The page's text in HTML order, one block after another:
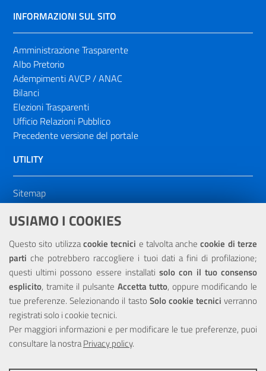
USIAMO I COOKIES
Questo sito utilizzacookie tecnici e talvolta anchecookie di terze
parti che potrebbero raccogliere i tuoi dati a fini di profilazione;
questi ultimi possono essere installatisolo con il tuo consenso
esplicito, tramite il pulsante Accetta tutto, oppure modificando le
tue preferenze. Selezionando il tasto Solo cookie tecnici verranno
registrati solo i cookie tecnici.
Per maggiori informazioni e per modificare le tue preferenze, puoi
consultare la nostraPrivacy policy.
INFORMAZIONI SUL SITO
Amministrazione Trasparente
Albo Pretorio
Adempimenti AVCP / ANAC
Bilanci
Elezioni Trasparenti
Ufficio Relazioni Pubblico
Precedente versione del portale
UTILITY
Sitemap
Dichiarazione di accessibilità
NOTE LEGALI
Privacy
Portale realizzato con la partecipazione finanziaria dell'Unione
Europea tramite i fondi del POR Sicilia 2000/2006 Misura 6.05 -